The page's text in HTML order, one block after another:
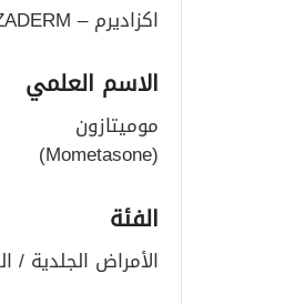
اكزاديرم – ECZADERM
الاسم العلمي
موميتازون
(Mometasone)
الفئة
الأمراض الجلدية /